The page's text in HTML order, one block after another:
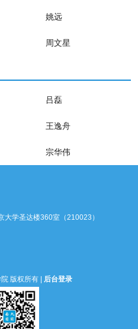
姚远
周文星
吕磊
王逸舟
宗华伟
学圣达楼360室（210023）
版权所有 | 后台登录